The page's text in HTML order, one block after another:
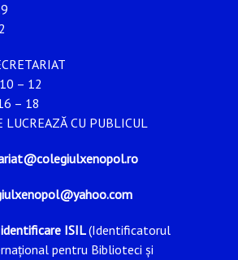
– 12
– 18
LUCREAZĂ CU PUBLICUL
ISIL(Identificatorul
pentru Biblioteci și